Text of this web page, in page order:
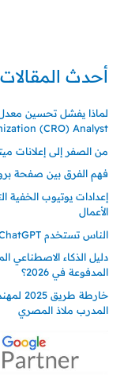
أحدث المقالات
(CRO) Analyst
من الصفر إلى إعلانات
فهم الفرق بين صفحة
إعدادات يوتيوب الخفية
الأعمال
الناس تستخدم ChatGPT… لكن الفلوس الحقيقية في الـ API 🤯
المدفوعة في 2026؟
المدرب ملاذ المصري